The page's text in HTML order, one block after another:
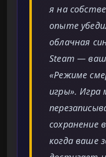
я на
опыте
облачная
Steam —
«Режиме
игры». Игра
когда ваше